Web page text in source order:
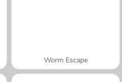
Worm Escape